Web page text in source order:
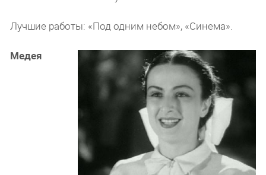
Лучшие работы: «Под одним небом», «Синема».
Медея